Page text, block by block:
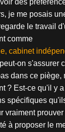
je me posais
le travail
comme
cabinet
on s'assurer
dans ce piège,
? Est-ce qu'il y
spécifiques
vraiment
à proposer le